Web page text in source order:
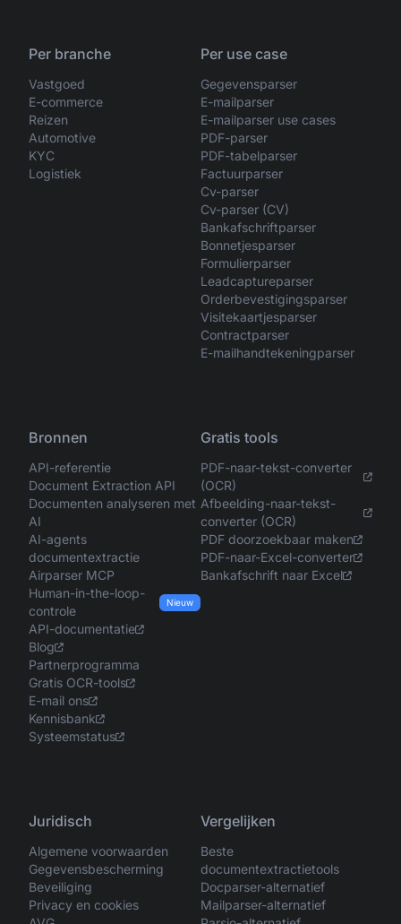
Per branche
Vastgoed
E-commerce
Reizen
Automotive
KYC
Logistiek
Per use case
Gegevensparser
E-mailparser
E-mailparser use cases
PDF-parser
PDF-tabelparser
Factuurparser
Cv-parser
Cv-parser (CV)
Bankafschriftparser
Bonnetjesparser
Formulierparser
Leadcaptureparser
Orderbevestigingsparser
Visitekaartjesparser
Contractparser
E-mailhandtekeningparser
Bronnen
API-referentie
Document Extraction API
Documenten analyseren met
AI
AI-agents
documentextractie
Airparser MCP
Human-in-the-loop-
controle
Nieuw
API-documentatie
Blog
Partnerprogramma
Gratis OCR-tools
E-mail ons
Kennisbank
Systeemstatus
Gratis tools
PDF-naar-tekst-converter
(OCR)
Afbeelding-naar-tekst-
converter (OCR)
PDF doorzoekbaar maken
PDF-naar-Excel-converter
Bankafschrift naar Excel
Juridisch
Algemene voorwaarden
Gegevensbescherming
Beveiliging
Privacy en cookies
Vergelijken
Beste
documentextractietools
Docparser-alternatief
Mailparser-alternatief